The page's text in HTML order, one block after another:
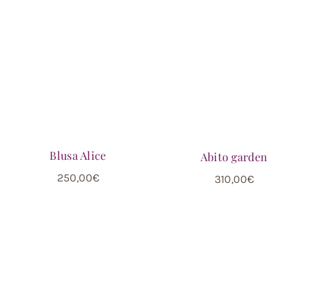
Blusa Alice
250,00€
Abito garden
310,00€